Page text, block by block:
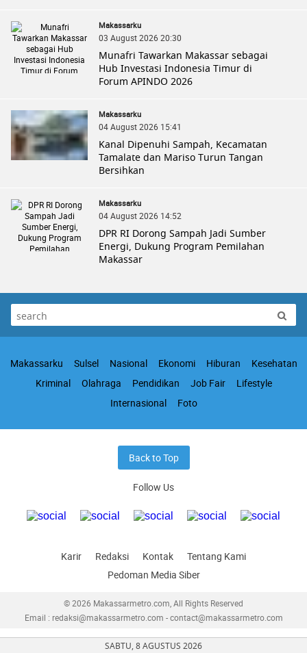
Makassarku
03 August 2026 20:30
Munafri Tawarkan Makassar sebagai
Hub Investasi Indonesia Timur di
Forum APINDO 2026
Makassarku
04 August 2026 15:41
Kanal Dipenuhi Sampah, Kecamatan
Tamalate dan Mariso Turun Tangan
Bersihkan
Makassarku
04 August 2026 14:52
DPR RI Dorong Sampah Jadi Sumber
Energi, Dukung Program Pemilahan
Makassar
SABTU, 8 AGUSTUS 2026
Makassarku Sulsel Nasional Ekonomi Hiburan
Kesehatan
Kriminal
Olahraga Pendidikan Job Fair
Lifestyle
Internasional
Foto
Back to Top
Follow Us
Karir Redaksi Kontak
Tentang Kami
Pedoman Media Siber
© 2026 Makassarmetro.com, All Rights Reserved
Email : redaksi@makassarmetro.com - contact@makassarmetro.com